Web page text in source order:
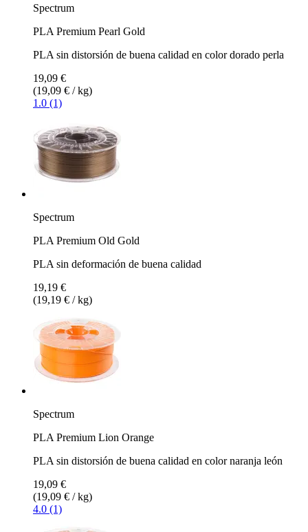
Spectrum
PLA Premium Pearl Gold
PLA sin distorsión de buena calidad en color dorado perla
19,09 €
(19,09 € / kg)
1.0 (1)
Spectrum
PLA Premium Old Gold
PLA sin deformación de buena calidad
19,19 €
(19,19 € / kg)
Spectrum
PLA Premium Lion Orange
PLA sin distorsión de buena calidad en color naranja león
19,09 €
(19,09 € / kg)
4.0 (1)